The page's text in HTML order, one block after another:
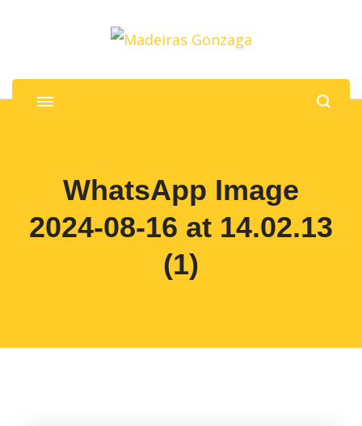
Madeiras Gonzaga
Madeiras e ferragens para marcenaria
WhatsApp Image
2024-08-16 at 14.02.13
(1)